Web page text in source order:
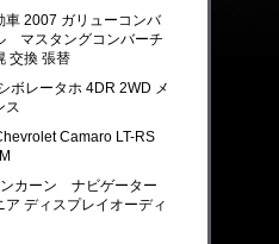
車 2007 ガリューコンバ
マスタングコンバーチ
交換 張替
ボレータホ 4DR 2WD メ
ス
Camaro LT-RS
カーン ナビゲーター
ア ディスプレイオーディ